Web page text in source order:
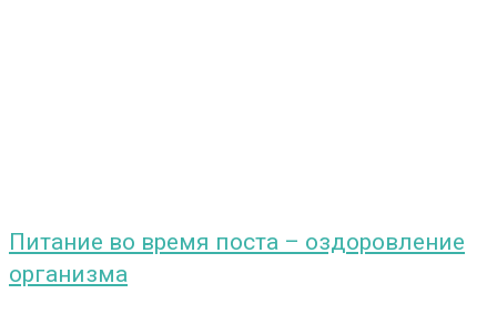
Питание во время поста – оздоровление
организма